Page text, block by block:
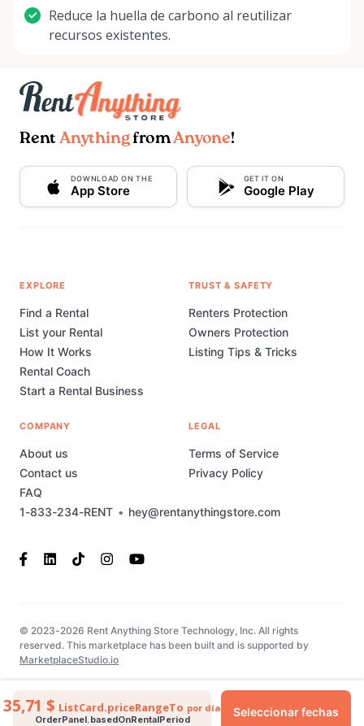
35,71 $ ListCard.priceRangeTo por día
OrderPanel.basedOnRentalPeriod
Seleccionar fechas
Reduce la huella de carbono al reutilizar
recursos existentes.
Rent AnythingfromAnyone!
DOWNLOAD ON THE
App Store
GET IT ON
Google Play
1-833-234-RENT • hey@rentanythingstore.com
EXPLORE
Find a Rental
List your Rental
How It Works
Rental Coach
Start a Rental Business
TRUST & SAFETY
Renters Protection
Owners Protection
Listing Tips & Tricks
COMPANY
About us
Contact us
FAQ
LEGAL
Terms of Service
Privacy Policy
© 2023-2026 Rent Anything Store Technology, Inc. All rights
reserved. This marketplace has been built and is supported by
MarketplaceStudio.io